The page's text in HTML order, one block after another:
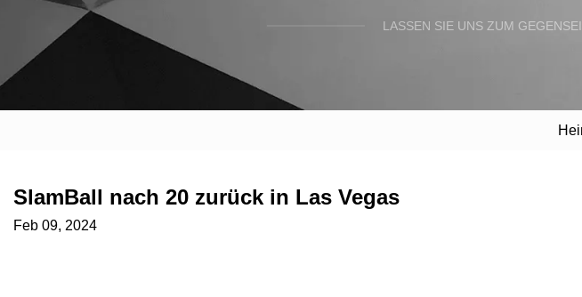
LASSEN SIE UNS ZUM
SlamBall nach 20 zurück in Las Vegas
Feb 09, 2024